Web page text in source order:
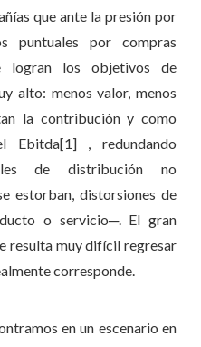
que ante la presión por
puntuales por compras
logran los objetivos de
alto: menos valor, menos
la contribución y como
Ebitda[1] , redundando
de distribución no
estorban, distorsiones de
o servicio─. El gran
resulta muy difícil regresar
corresponde.
en un escenario en